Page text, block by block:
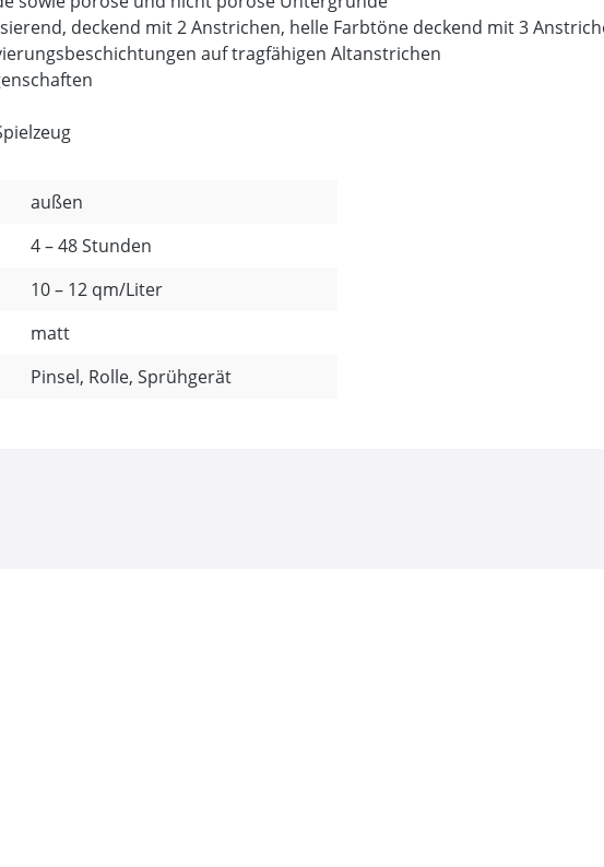
deckend mit 2 Anstrichen, helle Farbtöne deckend mit 3
auf tragfähigen Altanstrichen
außen
4 – 48 Stunden
10 – 12 qm/Liter
matt
Pinsel, Rolle, Sprühgerät